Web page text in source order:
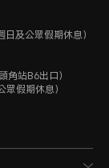
及公眾假期休息）
角站B6出口）
假期休息）